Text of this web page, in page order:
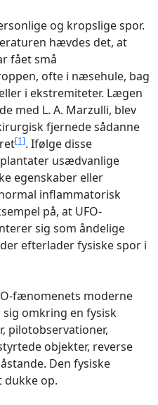
og kropslige spor.
hævdes det, at
fået små
ofte i næsehule, bag
i ekstremiteter. Lægen
med L. A. Marzulli, blev
fjernede sådanne
[1]. Ifølge disse
usædvanlige
egenskaber eller
inflammatorisk
på, at UFO-
sig som åndelige
efterlader fysiske spor i
fænomenets moderne
omkring en fysisk
pilotobservationer,
objekter, reverse
Den fysiske
dukke op.